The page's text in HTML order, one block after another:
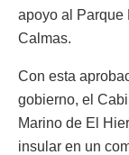
apoyo al Parque
Calmas.
Con esta
gobierno, el
Marino de El
insular en un